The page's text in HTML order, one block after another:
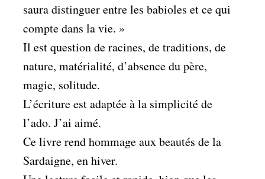
saura distinguer entre les babioles et ce qui
compte dans la vie. »
Il est question de racines, de traditions, de
nature, matérialité, d’absence du père,
magie, solitude.
L’écriture est adaptée à la simplicité de
l’ado. J’ai aimé.
Ce livre rend hommage aux beautés de la
Sardaigne, en hiver.